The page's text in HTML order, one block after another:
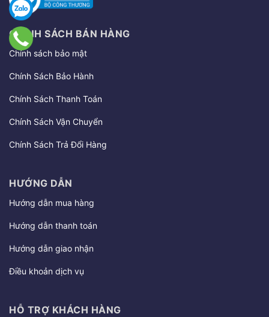
CHÍNH SÁCH BÁN HÀNG
Chính sách bảo mật
Chính Sách Bảo Hành
Chính Sách Thanh Toán
Chính Sách Vận Chuyển
Chính Sách Trả Đổi Hàng
HƯỚNG DẪN
Hướng dẫn mua hàng
Hướng dẫn thanh toán
Hướng dẫn giao nhận
Điều khoản dịch vụ
HỖ TRỢ KHÁCH HÀNG